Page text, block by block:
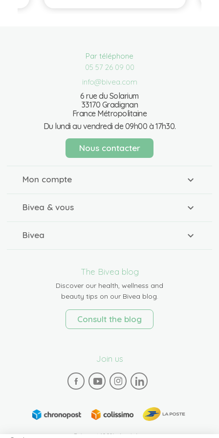
Par téléphone
05 57 26 09 00
info@bivea.com
6 rue du Solarium
33170 Gradignan
France Métropolitaine
Du lundi au vendredi de 09h00 à 17h30.
Nous contacter
Mon compte
Bivea & vous
Bivea
The Bivea blog
Discover our health, wellness and
beauty tips on our Bivea blog.
Consult the blog
Join us
Paiement 100% sécurisé